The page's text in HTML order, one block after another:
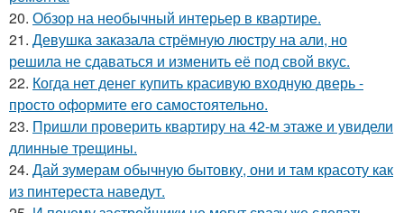
20. Обзор на необычный интерьер в квартире.
21. Девушка заказала стрёмную люстру на али, но
решила не сдаваться и изменить её под свой вкус.
22. Когда нет денег купить красивую входную дверь -
просто оформите его самостоятельно.
23. Пришли проверить квартиру на 42-м этаже и увидели
длинные трещины.
24. Дай зумерам обычную бытовку, они и там красоту как
из пинтереста наведут.